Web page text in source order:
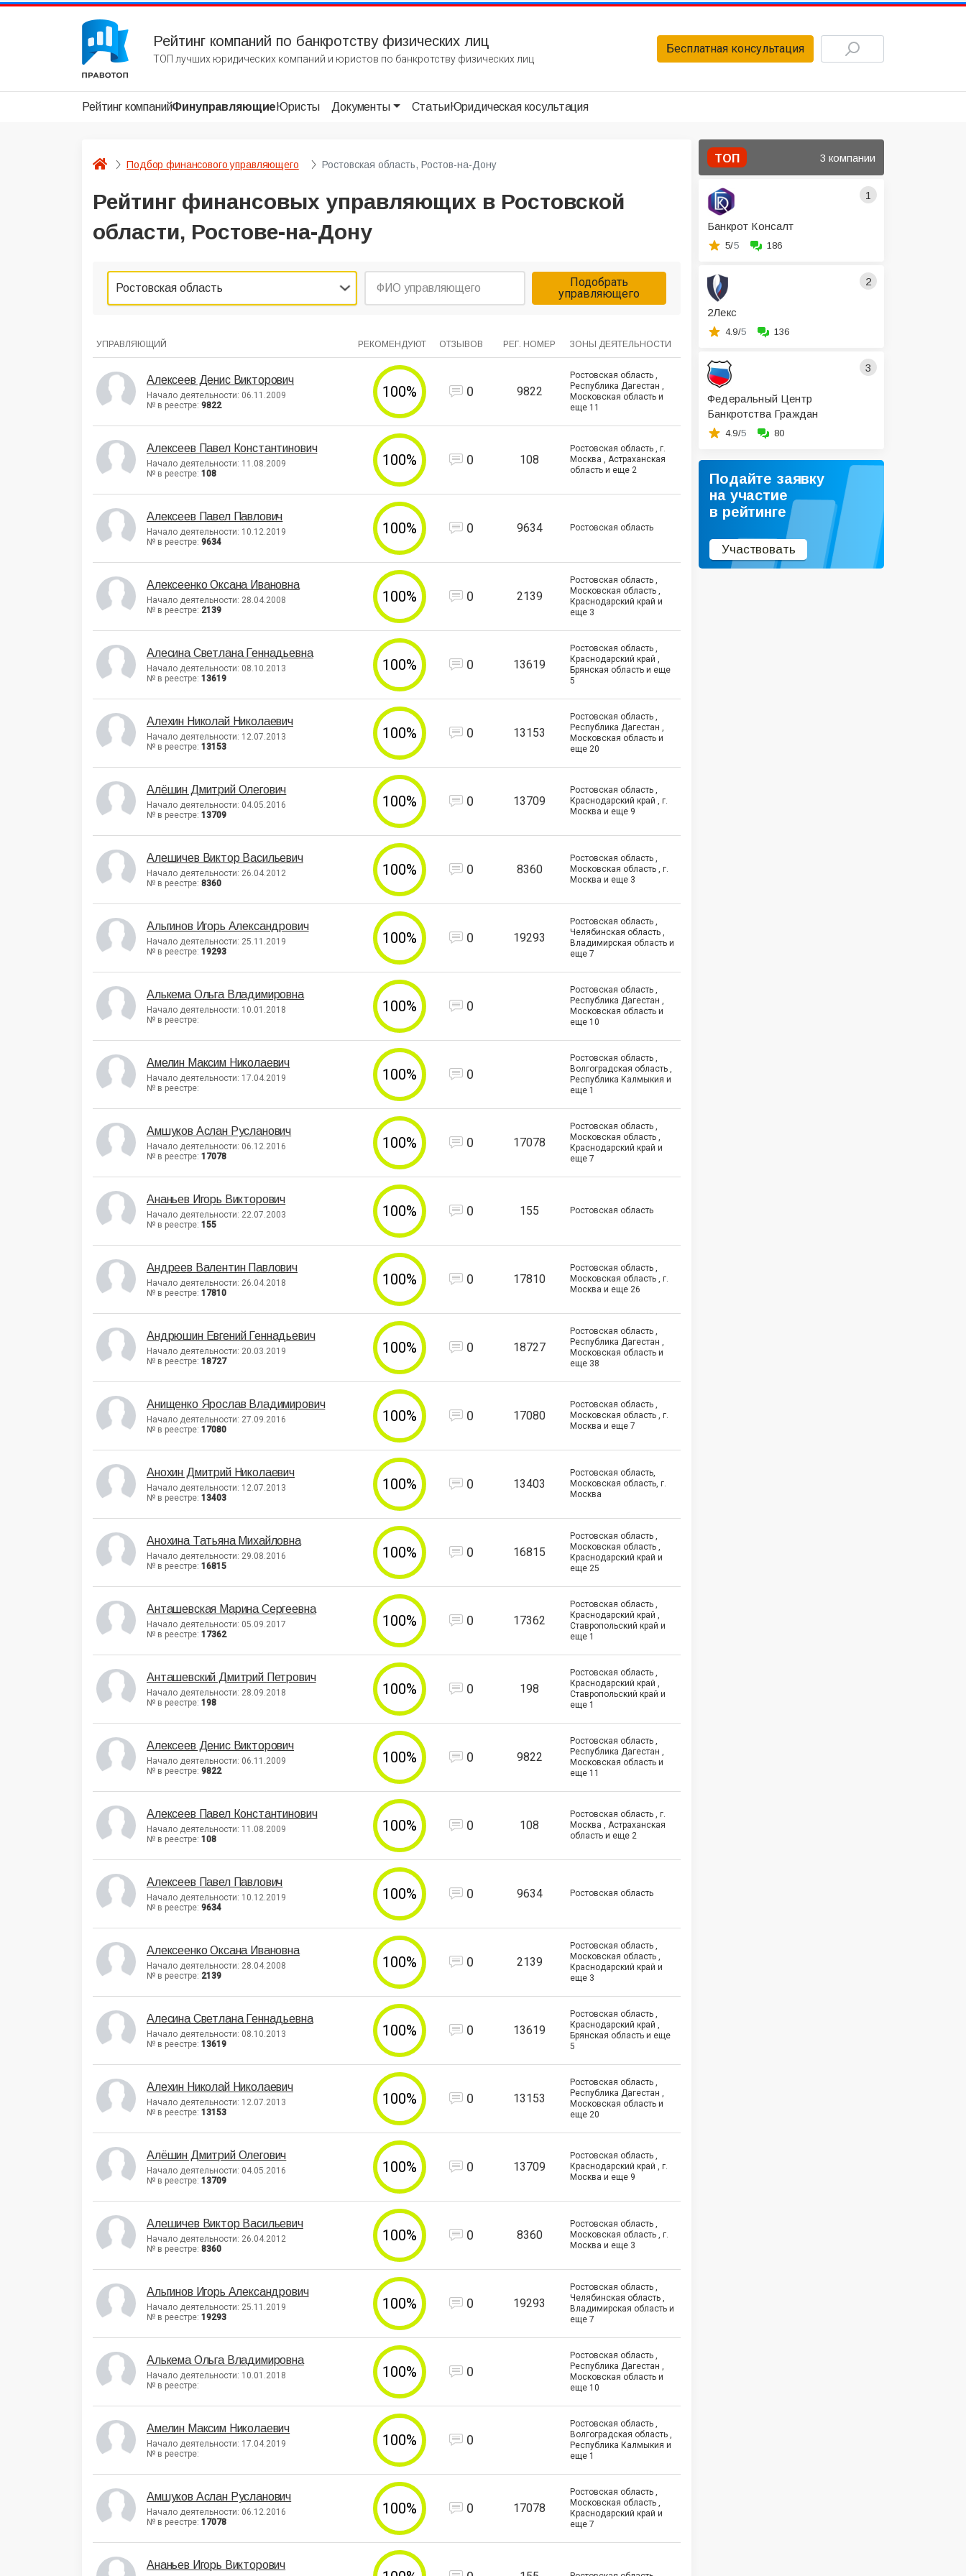
Рейтинг компаний по банкротству физических лиц
ТОП лучших юридических компаний и юристов по банкротству физических лиц
Бесплатная консультация
Рейтинг компанийФинуправляющие Юристы Документы СтатьиЮридическая косультация
Подбор финансового управляющего Ростовская область, Ростов-на-Дону
Рейтинг финансовых управляющих в Ростовской
области, Ростове-на-Дону
Ростовская область
Подобрать
управляющего
УПРАВЛЯЮЩИЙ РЕКОМЕНДУЮТ ОТЗЫВОВ РЕГ. НОМЕР ЗОНЫ ДЕЯТЕЛЬНОСТИ
Алексеев Денис Викторович
Начало деятельности: 06.11.2009
№ в реестре: 9822
100% 0 9822
Ростовская область ,
Республика Дагестан ,
Московская область и
еще 11
Алексеев Павел Константинович
Начало деятельности: 11.08.2009
№ в реестре: 108
100% 0 108
Ростовская область , г.
Москва , Астраханская
область и еще 2
Алексеев Павел Павлович
Начало деятельности: 10.12.2019
№ в реестре: 9634
100% 0 9634 Ростовская область
Алексеенко Оксана Ивановна
Начало деятельности: 28.04.2008
№ в реестре: 2139
100% 0 2139
Ростовская область ,
Московская область ,
Краснодарский край и
еще 3
Алесина Светлана Геннадьевна
Начало деятельности: 08.10.2013
№ в реестре: 13619
100% 0 13619
Ростовская область ,
Краснодарский край ,
Брянская область и еще
5
Алехин Николай Николаевич
Начало деятельности: 12.07.2013
№ в реестре: 13153
100% 0 13153
Ростовская область ,
Республика Дагестан ,
Московская область и
еще 20
Алёшин Дмитрий Олегович
Начало деятельности: 04.05.2016
№ в реестре: 13709
100% 0 13709
Ростовская область ,
Краснодарский край , г.
Москва и еще 9
Алешичев Виктор Васильевич
Начало деятельности: 26.04.2012
№ в реестре: 8360
100% 0 8360
Ростовская область ,
Московская область , г.
Москва и еще 3
Альгинов Игорь Александрович
Начало деятельности: 25.11.2019
№ в реестре: 19293
100% 0 19293
Ростовская область ,
Челябинская область ,
Владимирская область и
еще 7
Алькема Ольга Владимировна
Начало деятельности: 10.01.2018
№ в реестре:
100% 0
Ростовская область ,
Республика Дагестан ,
Московская область и
еще 10
Амелин Максим Николаевич
Начало деятельности: 17.04.2019
№ в реестре:
100% 0
Ростовская область ,
Волгоградская область ,
Республика Калмыкия и
еще 1
Амшуков Аслан Русланович
Начало деятельности: 06.12.2016
№ в реестре: 17078
100% 0 17078
Ростовская область ,
Московская область ,
Краснодарский край и
еще 7
Ананьев Игорь Викторович
Начало деятельности: 22.07.2003
№ в реестре: 155
100% 0 155 Ростовская область
Андреев Валентин Павлович
Начало деятельности: 26.04.2018
№ в реестре: 17810
100% 0 17810
Ростовская область ,
Московская область , г.
Москва и еще 26
Андрюшин Евгений Геннадьевич
Начало деятельности: 20.03.2019
№ в реестре: 18727
100% 0 18727
Ростовская область ,
Республика Дагестан ,
Московская область и
еще 38
Анищенко Ярослав Владимирович
Начало деятельности: 27.09.2016
№ в реестре: 17080
100% 0 17080
Ростовская область ,
Московская область , г.
Москва и еще 7
Анохин Дмитрий Николаевич
Начало деятельности: 12.07.2013
№ в реестре: 13403
100% 0 13403
Ростовская область,
Московская область, г.
Москва
Анохина Татьяна Михайловна
Начало деятельности: 29.08.2016
№ в реестре: 16815
100% 0 16815
Ростовская область ,
Московская область ,
Краснодарский край и
еще 25
Анташевская Марина Сергеевна
Начало деятельности: 05.09.2017
№ в реестре: 17362
100% 0 17362
Ростовская область ,
Краснодарский край ,
Ставропольский край и
еще 1
Анташевский Дмитрий Петрович
Начало деятельности: 28.09.2018
№ в реестре: 198
100% 0 198
Ростовская область ,
Краснодарский край ,
Ставропольский край и
еще 1
Алексеев Денис Викторович
Начало деятельности: 06.11.2009
№ в реестре: 9822
100% 0 9822
Ростовская область ,
Республика Дагестан ,
Московская область и
еще 11
Алексеев Павел Константинович
Начало деятельности: 11.08.2009
№ в реестре: 108
100% 0 108
Ростовская область , г.
Москва , Астраханская
область и еще 2
Алексеев Павел Павлович
Начало деятельности: 10.12.2019
№ в реестре: 9634
100% 0 9634 Ростовская область
Алексеенко Оксана Ивановна
Начало деятельности: 28.04.2008
№ в реестре: 2139
100% 0 2139
Ростовская область ,
Московская область ,
Краснодарский край и
еще 3
Алесина Светлана Геннадьевна
Начало деятельности: 08.10.2013
№ в реестре: 13619
100% 0 13619
Ростовская область ,
Краснодарский край ,
Брянская область и еще
5
Алехин Николай Николаевич
Начало деятельности: 12.07.2013
№ в реестре: 13153
100% 0 13153
Ростовская область ,
Республика Дагестан ,
Московская область и
еще 20
Алёшин Дмитрий Олегович
Начало деятельности: 04.05.2016
№ в реестре: 13709
100% 0 13709
Ростовская область ,
Краснодарский край , г.
Москва и еще 9
Алешичев Виктор Васильевич
Начало деятельности: 26.04.2012
№ в реестре: 8360
100% 0 8360
Ростовская область ,
Московская область , г.
Москва и еще 3
Альгинов Игорь Александрович
Начало деятельности: 25.11.2019
№ в реестре: 19293
100% 0 19293
Ростовская область ,
Челябинская область ,
Владимирская область и
еще 7
Алькема Ольга Владимировна
Начало деятельности: 10.01.2018
№ в реестре:
100% 0
Ростовская область ,
Республика Дагестан ,
Московская область и
еще 10
Амелин Максим Николаевич
Начало деятельности: 17.04.2019
№ в реестре:
100% 0
Ростовская область ,
Волгоградская область ,
Республика Калмыкия и
еще 1
Амшуков Аслан Русланович
Начало деятельности: 06.12.2016
№ в реестре: 17078
100% 0 17078
Ростовская область ,
Московская область ,
Краснодарский край и
еще 7
Ананьев Игорь Викторович
ТОП 3 компании
1
Банкрот Консалт
5/5 186
2
2Лекс
4.9/5 136
3
Федеральный Центр
Банкротства Граждан
4.9/5 80
Подайте заявку
на участие
в рейтинге
Участвовать